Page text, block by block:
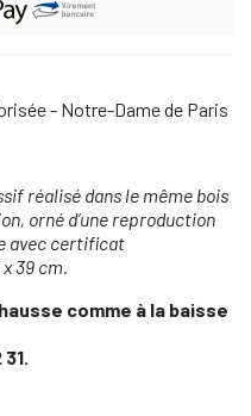
- Notre-Dame de Paris
réalisé dans le même bois
orné d’une reproduction
avec certificat
39 cm.
comme à la baisse